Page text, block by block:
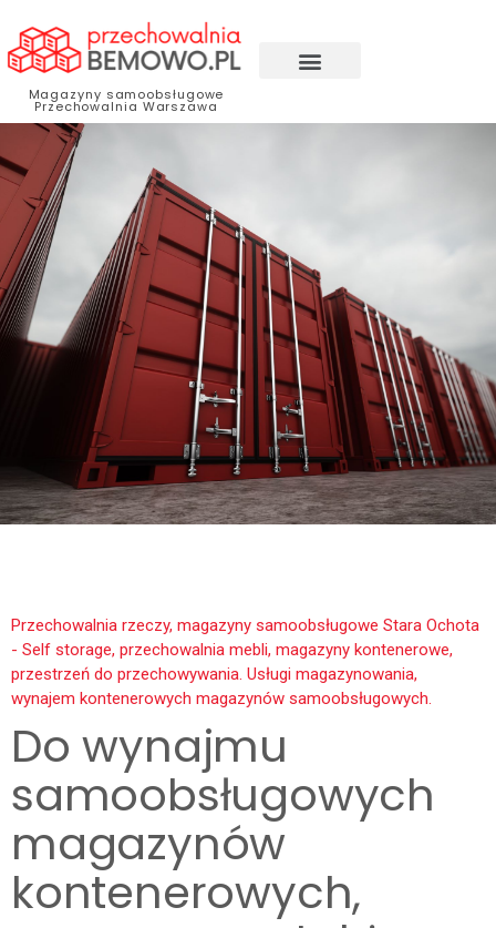
Magazyny samoobsługowe
Przechowalnia Warszawa
Przechowalnia rzeczy, magazyny samoobsługowe Stara Ochota
- Self storage, przechowalnia mebli, magazyny kontenerowe,
przestrzeń do przechowywania. Usługi magazynowania,
wynajem kontenerowych magazynów samoobsługowych.
Do wynajmu
samoobsługowych
magazynów
kontenerowych,